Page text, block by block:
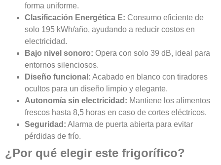
forma uniforme.
Clasificación Energética E: Consumo eficiente de
solo 195 kWh/año, ayudando a reducir costos en
electricidad.
Bajo nivel sonoro: Opera con solo 39 dB, ideal para
entornos silenciosos.
Diseño funcional: Acabado en blanco con tiradores
ocultos para un diseño limpio y elegante.
Autonomía sin electricidad: Mantiene los alimentos
frescos hasta 8,5 horas en caso de cortes eléctricos.
Seguridad: Alarma de puerta abierta para evitar
pérdidas de frío.
¿Por qué elegir este frigorífico?